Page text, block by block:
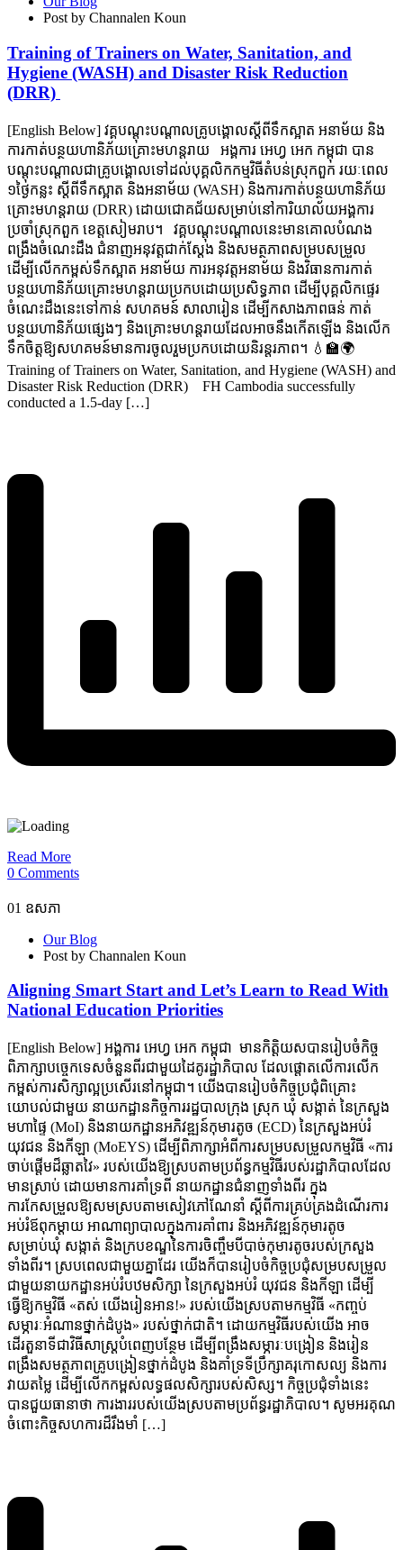
Post by Channalen Koun
Training of Trainers on Water, Sanitation, and
Hygiene (WASH) and Disaster Risk Reduction
(DRR)
[English Below] វគ្គបណ្ដុះបណ្ដាលគ្រូបង្គោលស្ដីពីទឹកស្អាត អនាម័យ និង
ការកាត់បន្ថយហានិភ័យគ្រោះមហន្តរាយ អង្គការ អេហ្វ អេក កម្ពុជា បាន
បណ្តុះបណ្តាលជាគ្រូបង្គោលទៅដល់បុគ្គលិកកម្មវិធីតំបន់ស្រុកពួក រយៈពេល
១ថ្ងៃកន្លះ ស្តីពីទឹកស្អាត និងអនាម័យ (WASH) និងការកាត់បន្ថយហានិភ័យ
គ្រោះមហន្តរាយ (DRR) ដោយជោគជ័យសម្រាប់នៅការិយាល័យអង្គការ
ប្រចាំស្រុកពួក ខេត្តសៀមរាប។ វគ្គបណ្តុះបណ្តាលនេះមានគោលបំណង
ពង្រឹងចំណេះដឹង ជំនាញអនុវត្តជាក់ស្តែង និងសមត្ថភាពសម្របសម្រួល
ដើម្បីលើកកម្ពស់ទឹកស្អាត អនាម័យ ការអនុវត្តអនាម័យ និងវិធានការកាត់
បន្ថយហានិភ័យគ្រោះមហន្តរាយប្រកបដោយប្រសិទ្ធភាព ដើម្បីបុគ្គលិកផ្ទេរ
ចំណេះដឹងនេះទៅកាន់ សហគមន៍ សាលារៀន ដើម្បីកសាងភាពធន់ កាត់
បន្ថយហានិភ័យផ្សេងៗ និងគ្រោះមហន្តរាយដែលអាចនឹងកើតឡើង និងលើក
ទឹកចិត្តឱ្យសហគមន៍មានការចូលរួមប្រកបដោយនិរន្តរភាព។ 💧🏫🌍
Training of Trainers on Water, Sanitation, and Hygiene (WASH) and
Disaster Risk Reduction (DRR) FH Cambodia successfully
conducted a 1.5-day […]
Read More
0 Comments
01 ឧសភា
Our Blog
Post by Channalen Koun
Aligning Smart Start and Let’s Learn to Read With
National Education Priorities
[English Below] អង្គការ អេហ្វ អេក កម្ពុជា មានកិត្តិយសបានរៀបចំកិច្ច
ពិភាក្សាបច្ចេកទេសចំនួនពីរជាមួយដៃគូរដ្ឋាភិបាល ដែលផ្តោតលើការលើក
កម្ពស់ការសិក្សាល្អប្រសើរនៅកម្ពុជា។ យើងបានរៀបចំកិច្ចប្រជុំពិគ្រោះ
យោបល់ជាមួយ នាយកដ្ឋានកិច្ចការរដ្ឋបាលក្រុង ស្រុក ឃុំ សង្កាត់ នៃក្រសួង
មហាផ្ទៃ (MoI) និងនាយកដ្ឋានអភិវឌ្ឍន៍កុមារតូច (ECD) នៃក្រសួងអប់រំ
យុវជន និងកីឡា (MoEYS) ដើម្បីពិភាក្សាអំពីការសម្របសម្រួលកម្មវិធី «ការ
ចាប់ផ្ដើមដ៏ឆ្លាតវៃ» របស់យើងឱ្យស្របតាមប្រព័ន្ធកម្មវិធីរបស់រដ្ឋាភិបាលដែល
មានស្រាប់ ដោយមានការគាំទ្រពី នាយកដ្ឋានជំនាញទាំងពីរ ក្នុង
ការកែសម្រួលឱ្យសមស្របតាមសៀវភៅណែនាំ ស្ដីពីការគ្រប់គ្រងដំណើរការ
អប់រំឪពុកម្តាយ អាណាព្យាបាលក្នុងការគាំពារ និងអភិវឌ្ឍន៍កុមារតូច
សម្រាប់ឃុំ សង្កាត់ និងក្របខណ្ឌនៃការចិញ្ចឹមបីបាច់កុមារតូចរបស់ក្រសួង
ទាំងពីរ។ ស្របពេលជាមួយគ្នាដែរ យើងក៏បានរៀបចំកិច្ចប្រជុំសម្របសម្រួល
ជាមួយនាយកដ្ឋានអប់រំបឋមសិក្សា នៃក្រសួងអប់រំ យុវជន និងកីឡា ដើម្បី
ធ្វើឱ្យកម្មវិធី «តស់ យើងរៀនអាន!» របស់យើងស្របតាមកម្មវិធី «កញ្ចប់
សម្ភារៈអំណានថ្នាក់ដំបូង» របស់ថ្នាក់ជាតិ។ ដោយកម្មវិធីរបស់យើង អាច
ដើរតួនាទីជាវិធីសាស្ត្របំពេញបន្ថែម ដើម្បីពង្រឹងសម្ភារៈបង្រៀន និងរៀន
ពង្រឹងសមត្ថភាពគ្រូបង្រៀនថ្នាក់ដំបូង និងគាំទ្រទីប្រឹក្សាគរុកោសល្យ និងការ
វាយតម្លៃ ដើម្បីលើកកម្ពស់លទ្ធផលសិក្សារបស់សិស្ស។ កិច្ចប្រជុំទាំងនេះ
បានជួយធានាថា ការងាររបស់យើងស្របតាមប្រព័ន្ធរដ្ឋាភិបាល។ សូមអរគុណ
ចំពោះកិច្ចសហការដ៏រឹងមាំ […]